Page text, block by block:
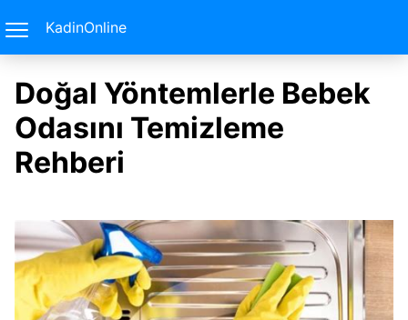
KadinOnline
Doğal Yöntemlerle Bebek
Odasını Temizleme
Rehberi